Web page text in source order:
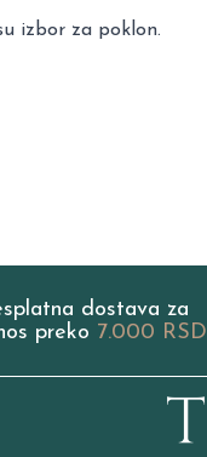
izbor za poklon.
dostava za
preko 7.000 RSD